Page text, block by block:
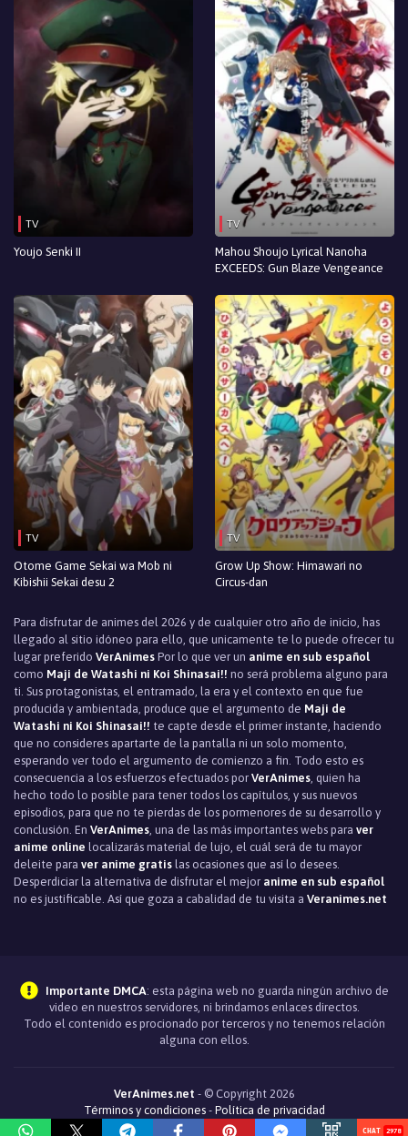
TV
Youjo Senki II
TV
Mahou Shoujo Lyrical Nanoha
EXCEEDS: Gun Blaze Vengeance
TV
Otome Game Sekai wa Mob ni
Kibishii Sekai desu 2
TV
Grow Up Show: Himawari no
Circus-dan
Para disfrutar de animes del 2026 y de cualquier otro año de inicio, has
llegado al sitio idóneo para ello, que unicamente te lo puede ofrecer tu
lugar preferido VerAnimes Por lo que ver un anime en sub español
como Maji de Watashi ni Koi Shinasai!! no será problema alguno para
ti. Sus protagonistas, el entramado, la era y el contexto en que fue
producida y ambientada, produce que el argumento de Maji de
Watashi ni Koi Shinasai!! te capte desde el primer instante, haciendo
que no consideres apartarte de la pantalla ni un solo momento,
esperando ver todo el argumento de comienzo a fin. Todo esto es
consecuencia a los esfuerzos efectuados por VerAnimes , quien ha
hecho todo lo posible para tener todos los capítulos, y sus nuevos
episodios, para que no te pierdas de los pormenores de su desarrollo y
conclusión. En VerAnimes , una de las más importantes webs para ver
anime online localizarás material de lujo, el cuál será de tu mayor
deleite para ver anime gratis las ocasiones que así lo desees.
Desperdiciar la alternativa de disfrutar el mejor anime en sub español
no es justificable. Así que goza a cabalidad de tu visita a Veranimes.net
Importante DMCA: esta página web no guarda ningún archivo de
video en nuestros servidores, ni brindamos enlaces directos.
Todo el contenido es procionado por terceros y no tenemos relación
alguna con ellos.
VerAnimes.net - © Copyright 2026
Términos y condiciones- Política de privacidad
2978